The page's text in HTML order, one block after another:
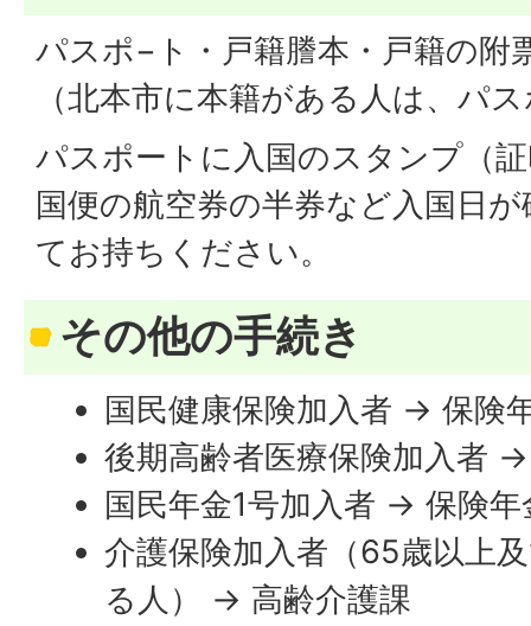
パスポ−ト・戸籍謄本・戸籍の附
（北本市に本籍がある人は、パ
パスポートに入国のスタンプ（
国便の航空券の半券など入国日
てお持ちください。
その他の手続き
国民健康保険加入者 → 保険
後期高齢者医療保険加入者
国民年金1号加入者 → 保険年
介護保険加入者（65歳以上
る人） → 高齢介護課